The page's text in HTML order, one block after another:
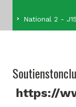
National 2 -
https://